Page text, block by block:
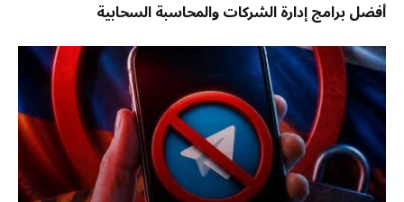
أفضل برامج إدارة الشركات والمحاسبة السحابية